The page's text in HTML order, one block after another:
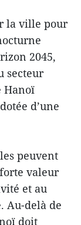
la ville pour
2045,
secteur
Hanoï
d’une
peuvent
valeur
et au
Au-delà de
doit